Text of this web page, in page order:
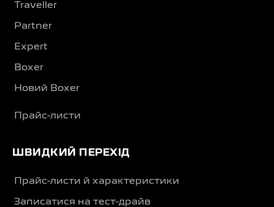
Traveller
Partner
Expert
Boxer
Новий Boxer
Прайс-листи
ШВИДКИЙ ПЕРЕХІД
Прайс-листи й характеристики
Записатися на тест-драйв